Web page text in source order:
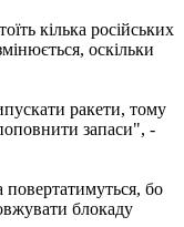
кілька російських
оскільки
ракети, тому
запаси", -
повертатимуться, бо
блокаду